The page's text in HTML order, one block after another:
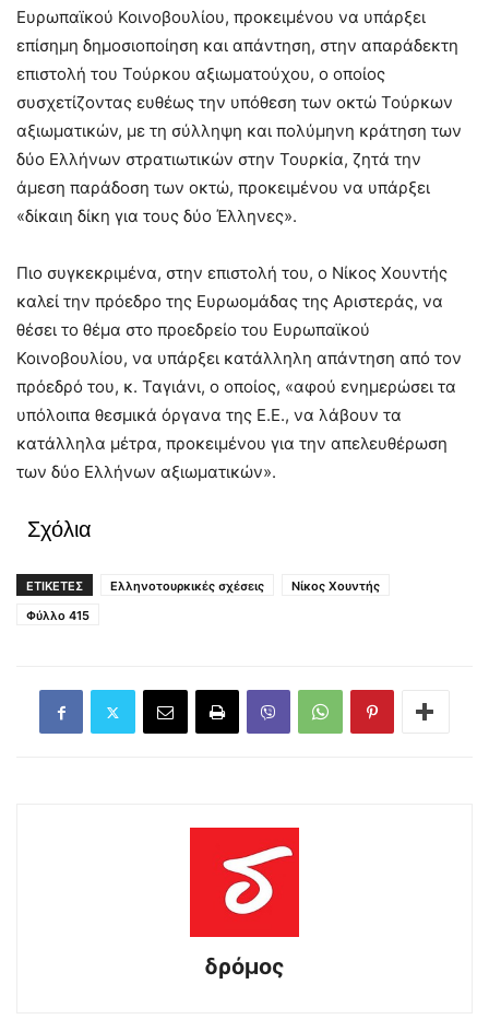
Ευρωπαϊκού Κοινοβουλίου, προκειμένου να υπάρξει
επίσημη δημοσιοποίηση και απάντηση, στην απαράδεκτη
επιστολή του Τούρκου αξιωματούχου, ο οποίος
συσχετίζοντας ευθέως την υπόθεση των οκτώ Τούρκων
αξιωματικών, με τη σύλληψη και πολύμηνη κράτηση των
δύο Ελλήνων στρατιωτικών στην Τουρκία, ζητά την
άμεση παράδοση των οκτώ, προκειμένου να υπάρξει
«δίκαιη δίκη για τους δύο Έλληνες».
Πιο συγκεκριμένα, στην επιστολή του, ο Νίκος Χουντής
καλεί την πρόεδρο της Ευρωομάδας της Αριστεράς, να
θέσει το θέμα στο προεδρείο του Ευρωπαϊκού
Κοινοβουλίου, να υπάρξει κατάλληλη απάντηση από τον
πρόεδρό του, κ. Ταγιάνι, ο οποίος, «αφού ενημερώσει τα
υπόλοιπα θεσμικά όργανα της Ε.Ε., να λάβουν τα
κατάλληλα μέτρα, προκειμένου για την απελευθέρωση
των δύο Ελλήνων αξιωματικών».
Σχόλια
ΕΤΙΚΕΤΕΣ Ελληνοτουρκικές σχέσεις
Νίκος Χουντής
Φύλλο 415
δρόμος